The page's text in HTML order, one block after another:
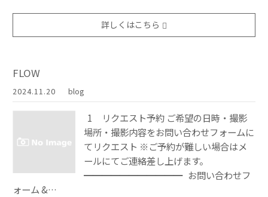
詳しくはこちら
FLOW
2024.11.20 blog
1 リクエスト予約 ご希望の日時・撮影
場所・撮影内容をお問い合わせフォームに
てリクエスト ※ご予約が難しい場合はメ
ールにてご連絡差し上げます。
━━━━━━━━━━━ お問い合わせフ
ォーム &…